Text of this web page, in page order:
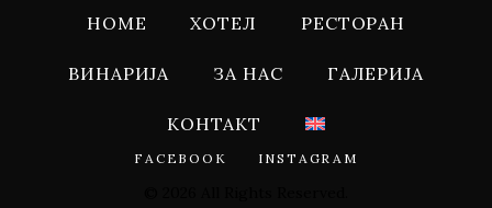
HOME ХОТЕЛ РЕСТОРАН
ВИНАРИЈА ЗА НАС ГАЛЕРИЈА
КОНТАКТ
FACEBOOK INSTAGRAM